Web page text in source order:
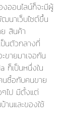
งออนไลน์ก็จะมีผู้
นาเว็บไซต์ขึ้น
ย สินค้า
นตัวกลางที่
ขายมาเจอกัน
ก็เป็นหนึ่งใน
นซื้อกับคนขาย
ๆไป มีตั้งแต่
านและของใช้